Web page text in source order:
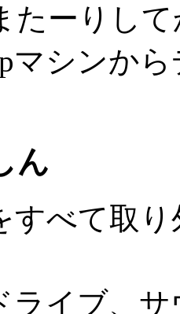
たーりし
マシンか
ん
すべて取
ライブ、